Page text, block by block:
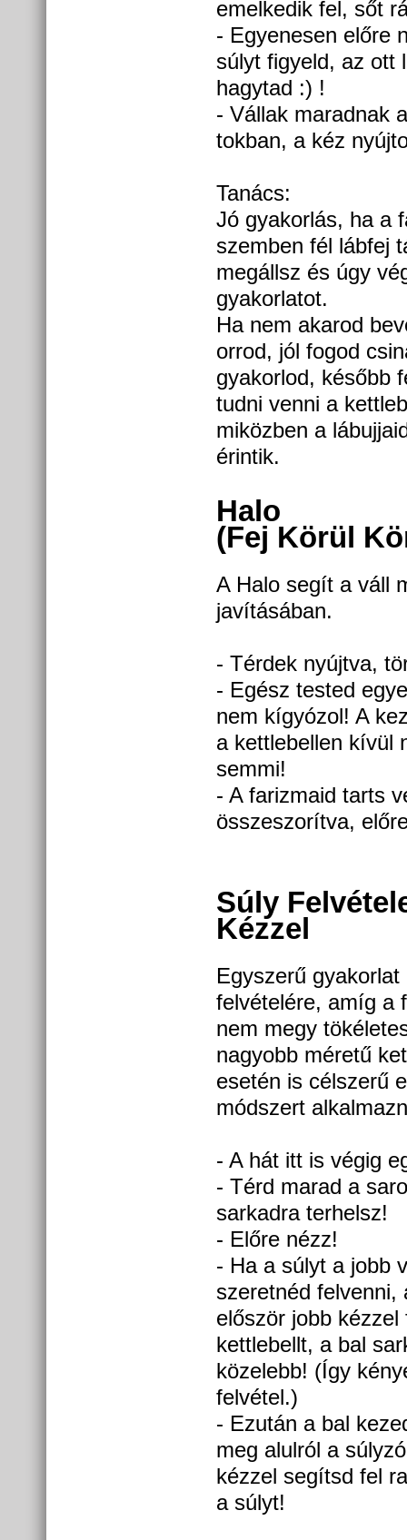
emelkedik fel, sőt
- Egyenesen előre
súlyt figyeld, az ott
hagytad :) !
- Vállak maradnak
tokban, a kéz
Tanács:
Jó gyakorlás, ha a
szemben fél lábfej
megállsz és úgy
gyakorlatot.
Ha nem akarod
orrod, jól fogod
gyakorlod, később
tudni venni a
miközben a
érintik.
Halo
(Fej Körül
A Halo segít a váll
javításában.
- Térdek nyújtva,
- Egész tested
nem kígyózol! A
a kettlebellen kívül
semmi!
- A farizmaid tarts
összeszorítva,
Súly
Kézzel
Egyszerű gyakorlat
felvételére, amíg a
nem megy
nagyobb méretű
esetén is célszerű
módszert
- A hát itt is végig
- Térd marad a
sarkadra terhelsz!
- Előre nézz!
- Ha a súlyt a jobb
szeretnéd felvenni,
először jobb kézzel
kettlebellt, a bal
közelebb! (Így
felvétel.)
- Ezután a bal
meg alulról a
kézzel segítsd fel
a súlyt!